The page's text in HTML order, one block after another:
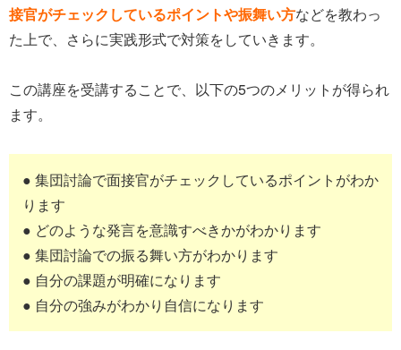
接官がチェックしているポイントや振舞い方などを教わっ
た上で、さらに実践形式で対策をしていきます。
この講座を受講することで、以下の5つのメリットが得られ
ます。
● 集団討論で面接官がチェックしているポイントがわか
ります
● どのような発言を意識すべきかがわかります
● 集団討論での振る舞い方がわかります
● 自分の課題が明確になります
● 自分の強みがわかり自信になります